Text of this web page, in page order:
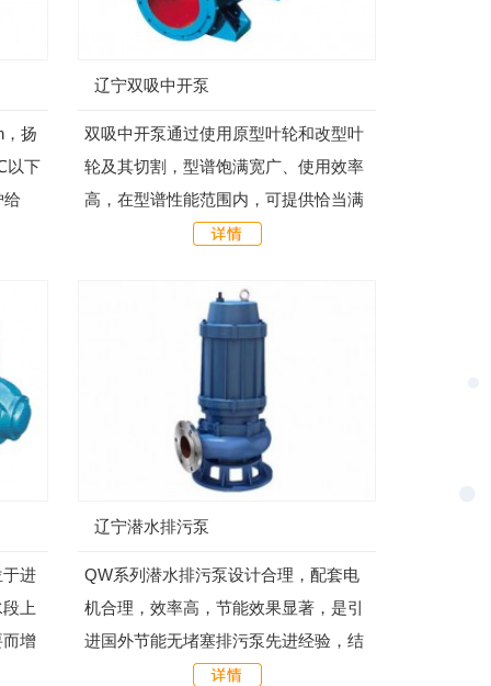
扬
以下
给
辽宁双吸中开泵
双吸中开泵通过使用原型叶轮和改型叶
轮及其切割，型谱饱满宽广、使用效率
高，在型谱性能范围内，可提供恰当满
足用户所需要的任意流量扬程工作点的
进
上
增
性
辽宁潜水排污泵
QW系列潜水排污泵设计合理，配套电
机合理，效率高，节能效果显著，是引
进国外节能无堵塞排污泵先进经验，结
合本单位技术力量研制而成，各项性能